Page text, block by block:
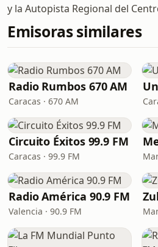
y la Autopista Regional del
Emisoras similares
Radio Rumbos 670 AM
Caracas · 670 AM
Circuito Éxitos 99.9 FM
Caracas · 99.9 FM
Radio América 90.9 FM
Valencia · 90.9 FM